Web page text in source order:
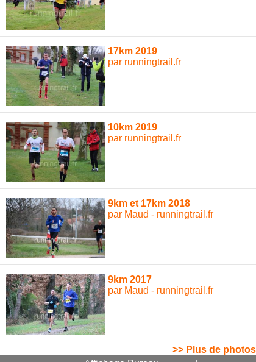
17km 2019
par runningtrail.fr
10km 2019
par runningtrail.fr
9km et 17km 2018
par Maud - runningtrail.fr
9km 2017
par Maud - runningtrail.fr
>> Plus de photos